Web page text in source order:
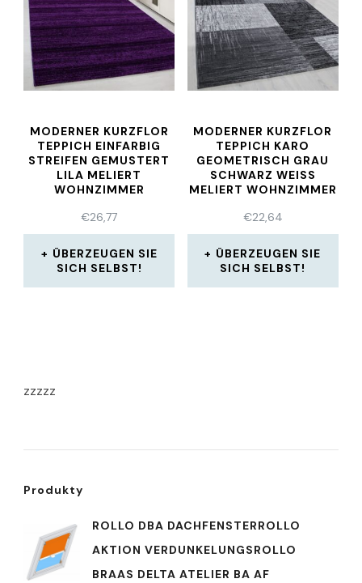
MODERNER KURZFLOR
TEPPICH EINFARBIG
STREIFEN GEMUSTERT
LILA MELIERT
WOHNZIMMER
€26,77
ÜBERZEUGEN SIE
SICH SELBST!
MODERNER KURZFLOR
TEPPICH KARO
GEOMETRISCH GRAU
SCHWARZ WEISS
MELIERT WOHNZIMMER
€22,64
ÜBERZEUGEN SIE
SICH SELBST!
zzzzz
Produkty
ROLLO DBA DACHFENSTERROLLO
AKTION VERDUNKELUNGSROLLO
BRAAS DELTA ATELIER BA AF